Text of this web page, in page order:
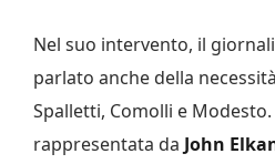
Nel suo intervento, il
parlato anche della
Spalletti, Comolli e
rappresentata da John